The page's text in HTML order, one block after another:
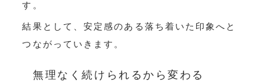
す。
結果として、安定感のある落ち着いた印象へと
つながっていきます。
無理なく続けられるから変わる